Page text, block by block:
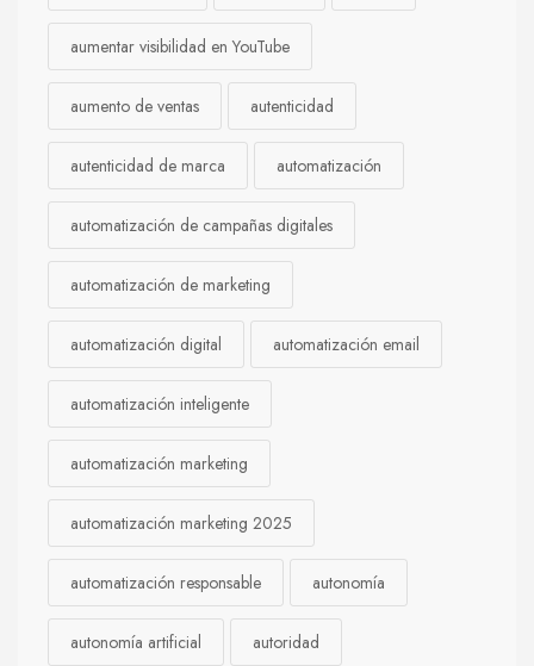
aumentar visibilidad en YouTube
aumento de ventas autenticidad
autenticidad de marca automatización
automatización de campañas digitales
automatización de marketing
automatización digital automatización email
automatización inteligente
automatización marketing
automatización marketing 2025
automatización responsable autonomía
autonomía artificial autoridad